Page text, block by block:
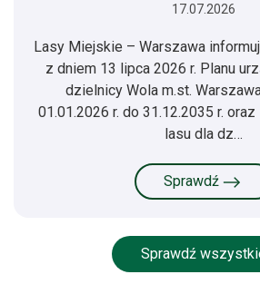
17.07.2026
Lasy Miejskie – Warszawa
z dniem 13 lipca 2026 r. Planu
dzielnicy Wola m.st.
01.01.2026 r. do 31.12.2035 r.
lasu dla dz…
Sprawdź
Sprawdź